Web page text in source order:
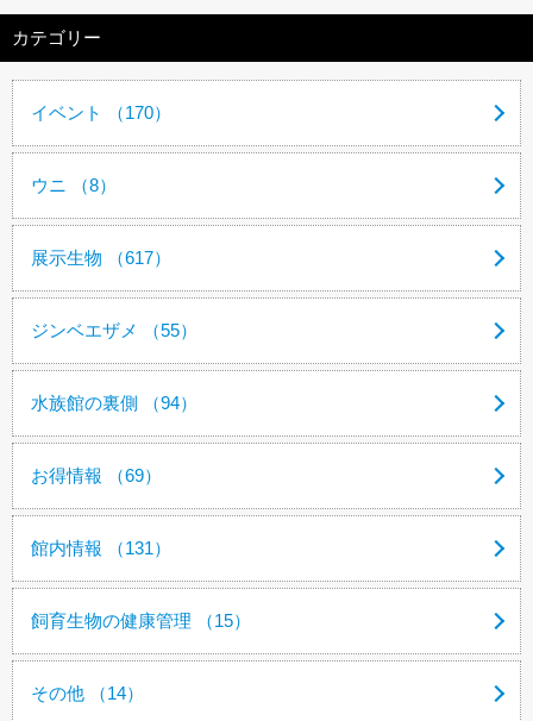
カテゴリー
イベント （170）
ウニ （8）
展示生物 （617）
ジンベエザメ （55）
水族館の裏側 （94）
お得情報 （69）
館内情報 （131）
飼育生物の健康管理 （15）
その他 （14）